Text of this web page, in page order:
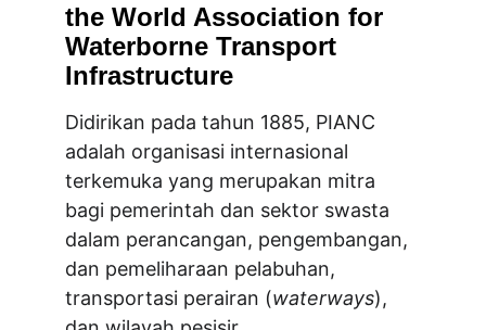
the World Association for
Waterborne Transport
Infrastructure
Didirikan pada tahun 1885, PIANC
adalah organisasi internasional
terkemuka yang merupakan mitra
bagi pemerintah dan sektor swasta
dalam perancangan, pengembangan,
dan pemeliharaan pelabuhan,
transportasi perairan (waterways),